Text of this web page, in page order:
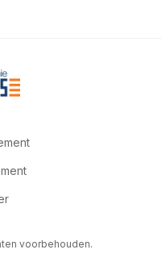
voorbehouden.